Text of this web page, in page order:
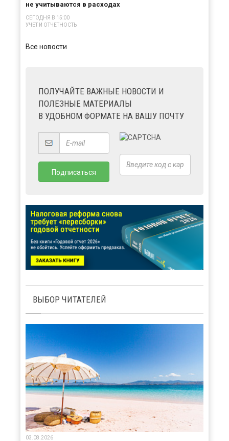
не учитываются в расходах
СЕГОДНЯ В 15:00
УЧЕТ И ОТЧЕТНОСТЬ
Все новости
ПОЛУЧАЙТЕ ВАЖНЫЕ НОВОСТИ И
ПОЛЕЗНЫЕ МАТЕРИАЛЫ
В УДОБНОМ ФОРМАТЕ НА ВАШУ ПОЧТУ
ВЫБОР ЧИТАТЕЛЕЙ
03.08.2026